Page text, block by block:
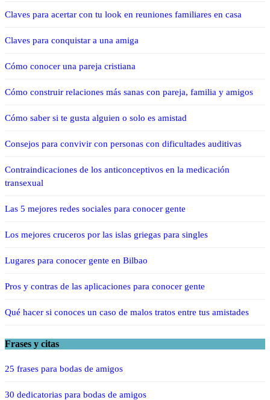
Claves para acertar con tu look en reuniones familiares en casa
Claves para conquistar a una amiga
Cómo conocer una pareja cristiana
Cómo construir relaciones más sanas con pareja, familia y amigos
Cómo saber si te gusta alguien o solo es amistad
Consejos para convivir con personas con dificultades auditivas
Contraindicaciones de los anticonceptivos en la medicación
transexual
Las 5 mejores redes sociales para conocer gente
Los mejores cruceros por las islas griegas para singles
Lugares para conocer gente en Bilbao
Pros y contras de las aplicaciones para conocer gente
Qué hacer si conoces un caso de malos tratos entre tus amistades
Frases y citas
25 frases para bodas de amigos
30 dedicatorias para bodas de amigos